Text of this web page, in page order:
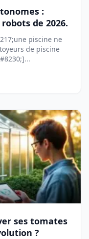
:
de 2026.
piscine ne
de piscine
ses tomates
?